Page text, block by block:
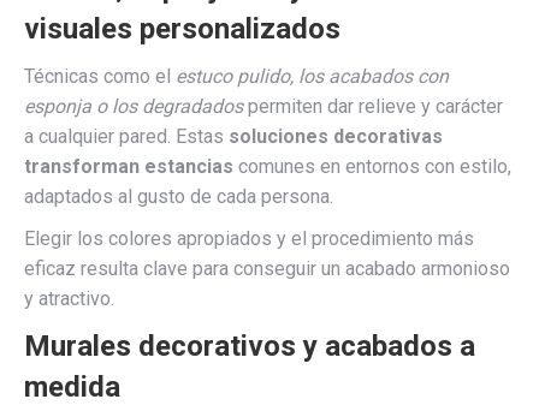
visuales personalizados
Técnicas como el estuco pulido, los acabados con
esponja o los degradadospermiten dar relieve y carácter
a cualquier pared. Estas soluciones decorativas
transforman estancias comunes en entornos con estilo,
adaptados al gusto de cada persona.
Elegir los colores apropiados y el procedimiento más
eficaz resulta clave para conseguir un acabado armonioso
y atractivo.
Murales decorativos y acabados a
medida